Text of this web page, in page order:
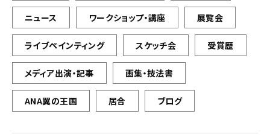
ニュース ワークショップ・講座 展覧会
ライブペインティング スケッチ会 受賞歴
メディア出演・記事 画集・技法書
ANA翼の王国 居合 ブログ